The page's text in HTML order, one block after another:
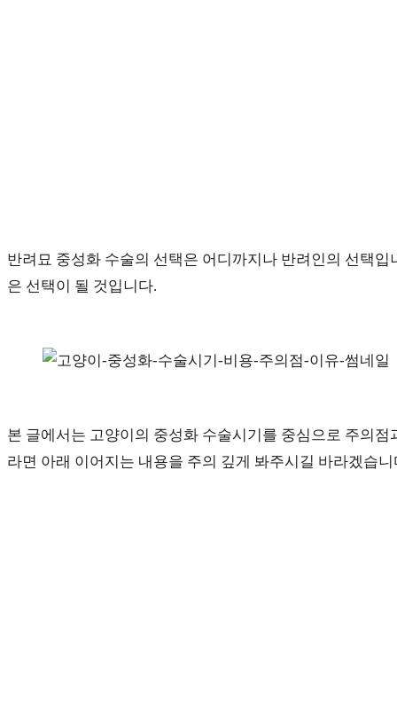
반려묘 중성화 수술의 선택은 어디까지나 반려인의 선택
은 선택이 될 것입니다.
본 글에서는 고양이의 중성화 수술시기를 중심으로 주의
라면 아래 이어지는 내용을 주의 깊게 봐주시길 바라겠습니